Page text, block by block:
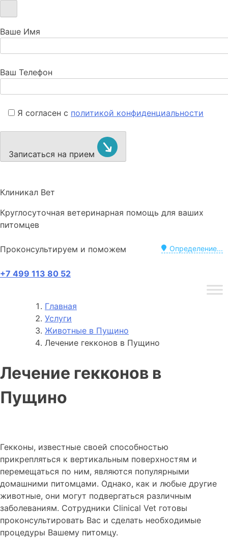
Ваше Имя
Ваш Телефон
Я согласен с политикой конфиденциальности
Записаться на прием
Клиникал Вет
Круглосуточная ветеринарная помощь для ваших
питомцев
Определение...
Проконсультируем и поможем
+7 499 113 80 52
Главная
Услуги
Животные в Пущино
Лечение гекконов в Пущино
Лечение гекконов в
Пущино
Гекконы, известные своей способностью
прикрепляться к вертикальным поверхностям и
перемещаться по ним, являются популярными
домашними питомцами. Однако, как и любые другие
животные, они могут подвергаться различным
заболеваниям. Сотрудники Clinical Vet готовы
проконсультировать Вас и сделать необходимые
процедуры Вашему питомцу.